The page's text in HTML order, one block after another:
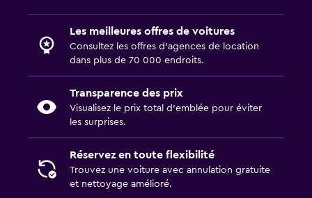
Les meilleures offres de voitures
Consultez les offres d’agences de location
dans plus de 70 000 endroits.
Transparence des prix
Visualisez le prix total d’emblée pour éviter
les surprises.
Réservez en toute flexibilité
Trouvez une voiture avec annulation gratuite
et nettoyage amélioré.